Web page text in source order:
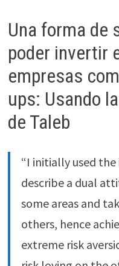
Una forma de
poder invertir
empresas
ups: Usando
de Taleb
“I initially used
describe a dual
some areas and
others, hence
extreme risk